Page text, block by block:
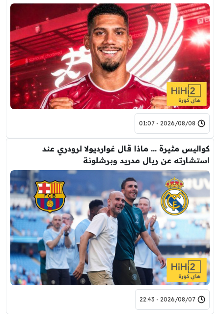
2026/08/08 - 01:07
كواليس مثيرة … ماذا قال غوارديولا لرودري عند
استشارته عن ريال مدريد وبرشلونة
2026/08/07 - 22:43